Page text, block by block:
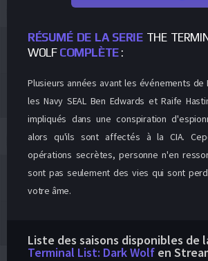
RÉSUMÉ DE LA SERIETHE
WOLF COMPLÈTE:
Plusieurs années avant les événements de
les Navy SEAL Ben Edwards et Raife
impliqués dans une conspiration
alors qu'ils sont affectés à la CIA.
opérations secrètes, personne n'en
sont pas seulement des vies qui sont
votre âme.
Liste des saisons disponibles de
Terminal List: Dark Wolf en